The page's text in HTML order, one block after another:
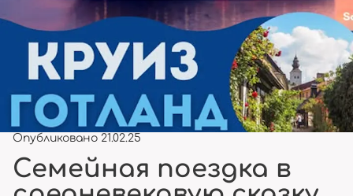
Опубликовано 21.02.25
Семейная поездка в